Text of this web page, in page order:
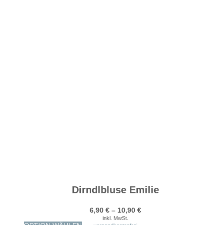
Dirndlbluse Emilie
6,90€ – 10,90€
inkl. MwSt.